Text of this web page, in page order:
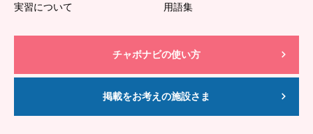
実習について
用語集
チャボナビの使い方
掲載をお考えの施設さま